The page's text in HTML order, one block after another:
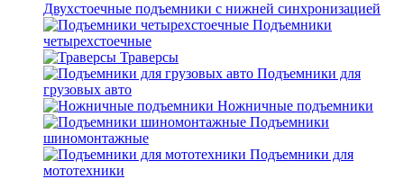
Двухстоечные подъемники с нижней синхронизацией
Подъемники
четырехстоечные
Траверсы
Подъемники для
грузовых авто
Ножничные подъемники
Подъемники
шиномонтажные
Подъемники для
мототехники